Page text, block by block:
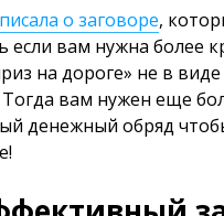
писала о заговоре,
если вам нужна более
на дороге» не в
вам нужен еще
денежный обряд